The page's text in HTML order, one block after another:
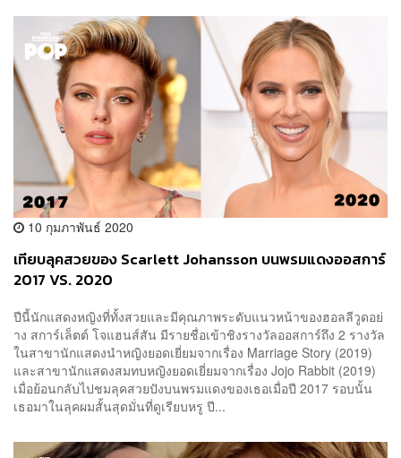
10 กุมภาพันธ์ 2020
เทียบลุคสวยของ Scarlett Johansson บนพรมแดงออสการ์
2017 VS. 2020
ปีนี้นักแสดงหญิงที่ทั้งสวยและมีคุณภาพระดับแนวหน้าของฮอลลีวูดอย่
าง สการ์เล็ตต์ โจแฮนส์สัน มีรายชื่อเข้าชิงรางวัลออสการ์ถึง 2 รางวัล
ในสาขานักแสดงนำหญิงยอดเยี่ยมจากเรื่อง Marriage Story (2019)
และสาขานักแสดงสมทบหญิงยอดเยี่ยมจากเรื่อง Jojo Rabbit (2019)
เมื่อย้อนกลับไปชมลุคสวยปังบนพรมแดงของเธอเมื่อปี 2017 รอบนั้น
เธอมาในลุคผมสั้นสุดมั่นที่ดูเรียบหรู ปี...